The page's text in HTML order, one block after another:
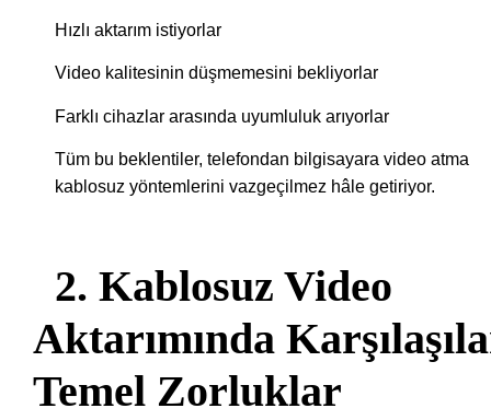
Hızlı aktarım istiyorlar
Video kalitesinin düşmemesini bekliyorlar
Farklı cihazlar arasında uyumluluk arıyorlar
Tüm bu beklentiler, telefondan bilgisayara video atma
kablosuz yöntemlerini vazgeçilmez hâle getiriyor.
2. Kablosuz Video
Aktarımında
Temel Zorluklar